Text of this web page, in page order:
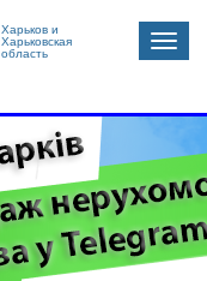
Харьков и
Харьковская
область
Toggle